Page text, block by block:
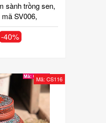
sành trồng sen,
SV006,
50 cm, bình gốm
trí tiểu cảnh,
vân
-40%
Mã: CS116